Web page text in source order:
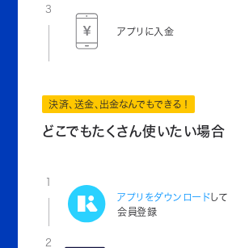
3
アプリに入金
決済、送金、出金なんでもできる！
どこでもたくさん使いたい場合
1
アプリをダウンロードして
会員登録
2